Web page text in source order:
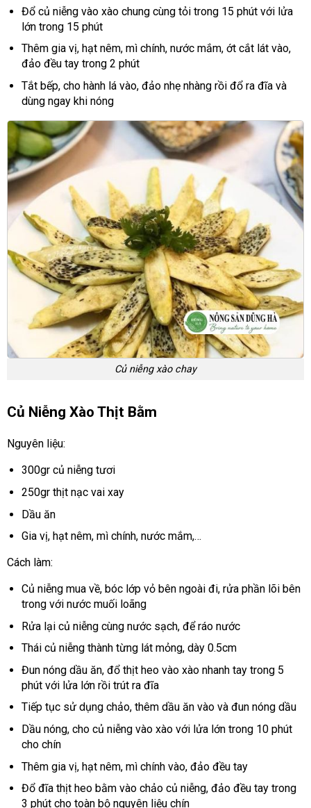
Đổ củ niễng vào xào chung cùng tỏi trong 15 phút với lửa
lớn trong 15 phút
Thêm gia vị, hạt nêm, mì chính, nước mắm, ớt cắt lát vào,
đảo đều tay trong 2 phút
Tắt bếp, cho hành lá vào, đảo nhẹ nhàng rồi đổ ra đĩa và
dùng ngay khi nóng
Củ niễng xào chay
Củ Niễng Xào Thịt Bằm
Nguyên liệu:
300gr củ niễng tươi
250gr thịt nạc vai xay
Dầu ăn
Gia vị, hạt nêm, mì chính, nước mắm,…
Cách làm:
Củ niễng mua về, bóc lớp vỏ bên ngoài đi, rửa phần lõi bên
trong với nước muối loãng
Rửa lại củ niễng cùng nước sạch, để ráo nước
Thái củ niễng thành từng lát mỏng, dày 0.5cm
Đun nóng dầu ăn, đổ thịt heo vào xào nhanh tay trong 5
phút với lửa lớn rồi trút ra đĩa
Tiếp tục sử dụng chảo, thêm dầu ăn vào và đun nóng dầu
Dầu nóng, cho củ niễng vào xào với lửa lớn trong 10 phút
cho chín
Thêm gia vị, hạt nêm, mì chính vào, đảo đều tay
Đổ đĩa thịt heo bằm vào chảo củ niễng, đảo đều tay trong
3 phút cho toàn bộ nguyên liệu chín